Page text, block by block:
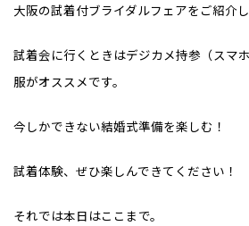
大阪の試着付ブライダルフェアをご紹介し
試着会に行くときはデジカメ持参（スマ
服がオススメです。
今しかできない結婚式準備を楽しむ！
試着体験、ぜひ楽しんできてください！
それでは本日はここまで。